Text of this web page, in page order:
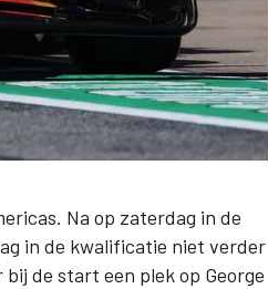
Na op zaterdag in de
in de kwalificatie niet verder
bij de start een plek op George